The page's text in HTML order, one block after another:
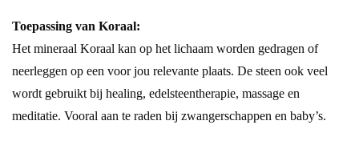
Toepassing van Koraal:
Het mineraal Koraal kan op het lichaam worden gedragen of
neerleggen op een voor jou relevante plaats. De steen ook veel
wordt gebruikt bij healing, edelsteentherapie, massage en
meditatie. Vooral aan te raden bij zwangerschappen en baby’s.